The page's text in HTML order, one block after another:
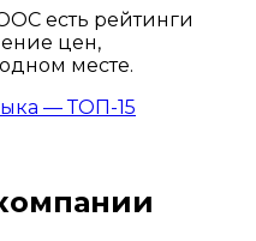
есть рейтинги
цен,
месте.
— ТОП-15